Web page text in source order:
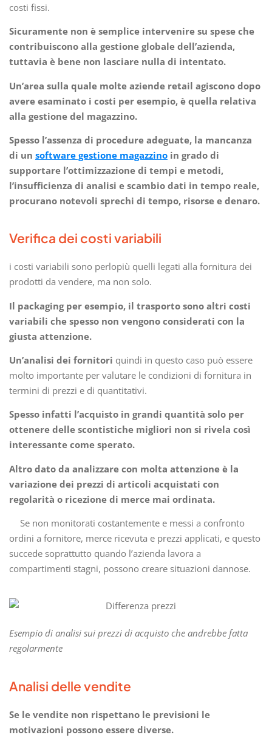
costi fissi.
Sicuramente non è semplice intervenire su spese che
contribuiscono alla gestione globale dell’azienda,
tuttavia è bene non lasciare nulla di intentato.
Un’area sulla quale molte aziende retail agiscono dopo
avere esaminato i costi per esempio, è quella relativa
alla gestione del magazzino.
Spesso l’assenza di procedure adeguate, la mancanza
di un software gestione magazzino in grado di
supportare l’ottimizzazione di tempi e metodi,
l’insufficienza di analisi e scambio dati in tempo reale,
procurano notevoli sprechi di tempo, risorse e denaro.
Verifica dei costi variabili
i costi variabili sono perlopiù quelli legati alla fornitura dei
prodotti da vendere, ma non solo.
Il packaging per esempio, il trasporto sono altri costi
variabili che spesso non vengono considerati con la
giusta attenzione.
Un’analisi dei fornitori quindi in questo caso può essere
molto importante per valutare le condizioni di fornitura in
termini di prezzi e di quantitativi.
Spesso infatti l’acquisto in grandi quantità solo per
ottenere delle scontistiche migliori non si rivela così
interessante come sperato.
Altro dato da analizzare con molta attenzione è la
variazione dei prezzi di articoli acquistati con
regolarità o ricezione di merce mai ordinata.
Se non monitorati costantemente e messi a confronto
ordini a fornitore, merce ricevuta e prezzi applicati, e questo
succede soprattutto quando l’azienda lavora a
compartimenti stagni, possono creare situazioni dannose.
Esempio di analisi sui prezzi di acquisto che andrebbe fatta
regolarmente
Analisi delle vendite
Se le vendite non rispettano le previsioni le
motivazioni possono essere diverse.